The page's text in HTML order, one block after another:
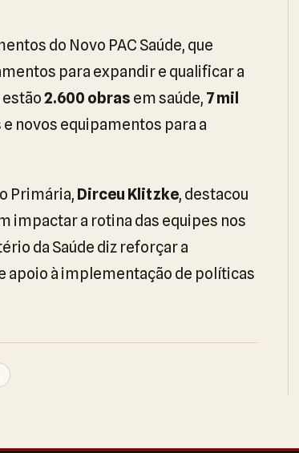
do Novo PAC Saúde, que
para expandir e qualificar a
2.600 obras em saúde, 7 mil
novos equipamentos para a
Primária, Dirceu Klitzke, destacou
impactar a rotina das equipes nos
da Saúde diz reforçar a
apoio à implementação de políticas